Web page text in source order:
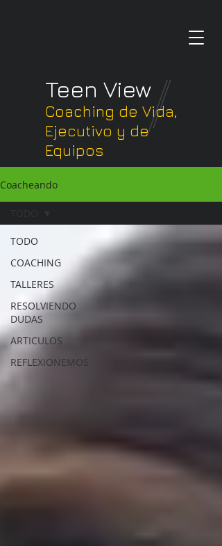
Teen View
Coaching de Vida,
Ejecutivo y de
Equipos
Coacheando
TODO
COACHING
TALLERES
RESOLVIENDO
DUDAS
ARTICULOS
REFLEXIONEMOS